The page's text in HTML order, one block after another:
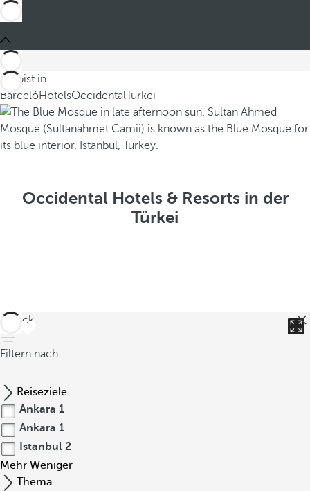
Du bist in
BarcelóHotelsOccidentalTürkei
Occidental Hotels & Resorts in der
Türkei
zurück
Filtern nach
Reiseziele
Ankara 1
Ankara 1
Istanbul 2
Mehr Weniger
Thema